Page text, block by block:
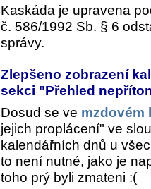
Kaskáda je upravena
č. 586/1992 Sb. § 6
správy.
Zlepšeno zobrazení
sekci "Přehled
Dosud se ve mzdovém
jejich proplácení" ve
kalendářních dnů u
to není nutné, jako je
toho prý byli zmateni :(